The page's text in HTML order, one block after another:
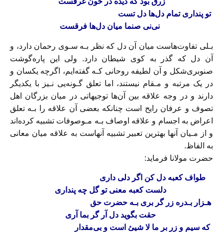
تو‌ پنداری تمام دل‌ها دل تست‌
نی‌نی صنما میان دل‌ها فرقست
بـلی تفاوت‌هاست میان آن دل که‌ نظر‌ بـه‌ سـوی رحمان دارد، و
آن دل که گذر‌ به‌ کوی‌ شیطان‌ دارد‌. ولی‌ این پاره‌گوشت
صنوبری‌شکل و آن لطیفه روحانی کـه گفته‌ایم، اگرچه یکسان و
در یک مرتبه و مـقام نیستند، اما تعلق گـونه‌یی نـیز با یکدیگر
دارند و در وجه علاقه‌ بین آن‌ها توجیهاتی در میان بزرگان اهل
تصوف و عرفان رایح است چنانکه بعضی آن علاقه را بـه تعلق
اعراض به اجسام و علاقه اوصاف بـه مـوصوفات تشبیه کرده‌اند
و از مـیان آنها‌ بهترین‌ تعبیر تشبیه آنهاست به علاقه میان معانی
به الفاظ.
حضرت مولانا فرماید:
طواف کعبه دل کن اگر دلی داری
‌دلست کعبه معنی تو گل چه پنداری
‌هـزار بـدره زر گر بری‌ بـه‌ حضرت حق‌
حقت بگوید دل آر گر بما آری
که سیم و زر بر ما لا شیئ است و بی‌مقدار